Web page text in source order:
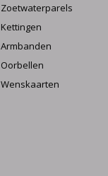
Zoetwaterparels
Kettingen
Armbanden
Oorbellen
Wenskaarten